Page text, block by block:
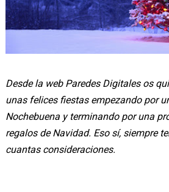
Desde la web Paredes Digitales os
unas felices fiestas empezando por
Nochebuena y terminando por una
regalos de Navidad. Eso sí, siempre
cuantas consideraciones.